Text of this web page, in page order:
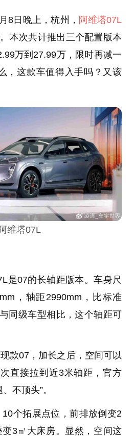
8日晚上，杭州， 阿维塔07L
本次共计推出三个配置版本
万到27.99万，限时再减一
，这款车值得入手吗？又该
阿维塔07L
是07的长轴距版本。车身尺
，轴距2990mm，比标准
同级车型相比，这个轴距可
款07，加长之后，空间可以
直接拉到近3米轴距，官方
不顶头”。
个拓展点位，前排放倒变2
3㎡大床房。显然，空间这